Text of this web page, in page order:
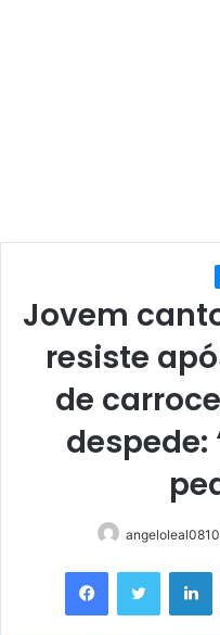
Jovem
resiste
de
despede:
angeloleal0810
FacebookTwitter